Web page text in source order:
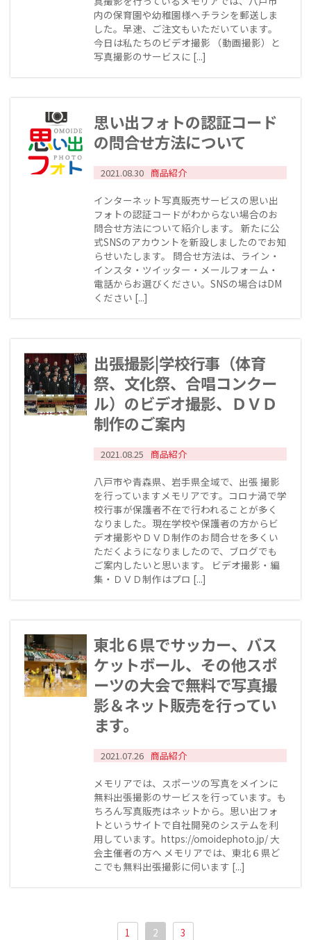
内の保育園や幼稚園様へチラシを郵送しま
した。早速、ご注文もいただいています。
今日は私たちのビデオ撮影 （動画撮影）と
写真撮影のサービスに [...]
思い出フォトの認証コード
の問合せ方法について
2021.08.30 商品紹介
インターネット写真販売サービスの思い出
フォトの認証コードがわからない場合のお
問合せ方法について紹介します。 新たに公
式SNSのアカウントを新設しましたのでお知
らせいたします。 問合せ方法は、ライン・
インスタ・ツイッター・メールフォーム・
電話からお選びください。SNSの場合はDM
ください [...]
出張撮影|学校行事（体育
祭、文化祭、合唱コンクー
ル）のビデオ撮影、ＤＶＤ
制作のご案内
2021.08.25 商品紹介
八戸市や青森県、岩手県全域で、出張 撮影
を行っていますメモリアです。コロナ渦で学
校行事が保護者不在で行われることが多く
なりました。現在学校や保護者の方からビ
デオ撮影やＤＶＤ制作のお問合せを多くい
ただくようになりましたので、ブログでも
ご案内したいと思います。 ビデオ撮影・編
集・ＤＶＤ制作はプロ [...]
東北６県でサッカー、バス
ケットボール、その他スポ
ーツの大会で無料で写真撮
影＆ネット販売を行ってい
ます。
2021.07.26 商品紹介
メモリアでは、スポーツの写真をメインに
無料出張撮影のサービスを行っています。も
ちろん写真販売はネットから。思い出フォ
トというサイトで自社開発のシステムを利
用しています。https://omoidephoto.jp/ 大
会主催者の方へ メモリアでは、東北６県ど
こでも無料出張撮影に伺います [...]
1 2 3